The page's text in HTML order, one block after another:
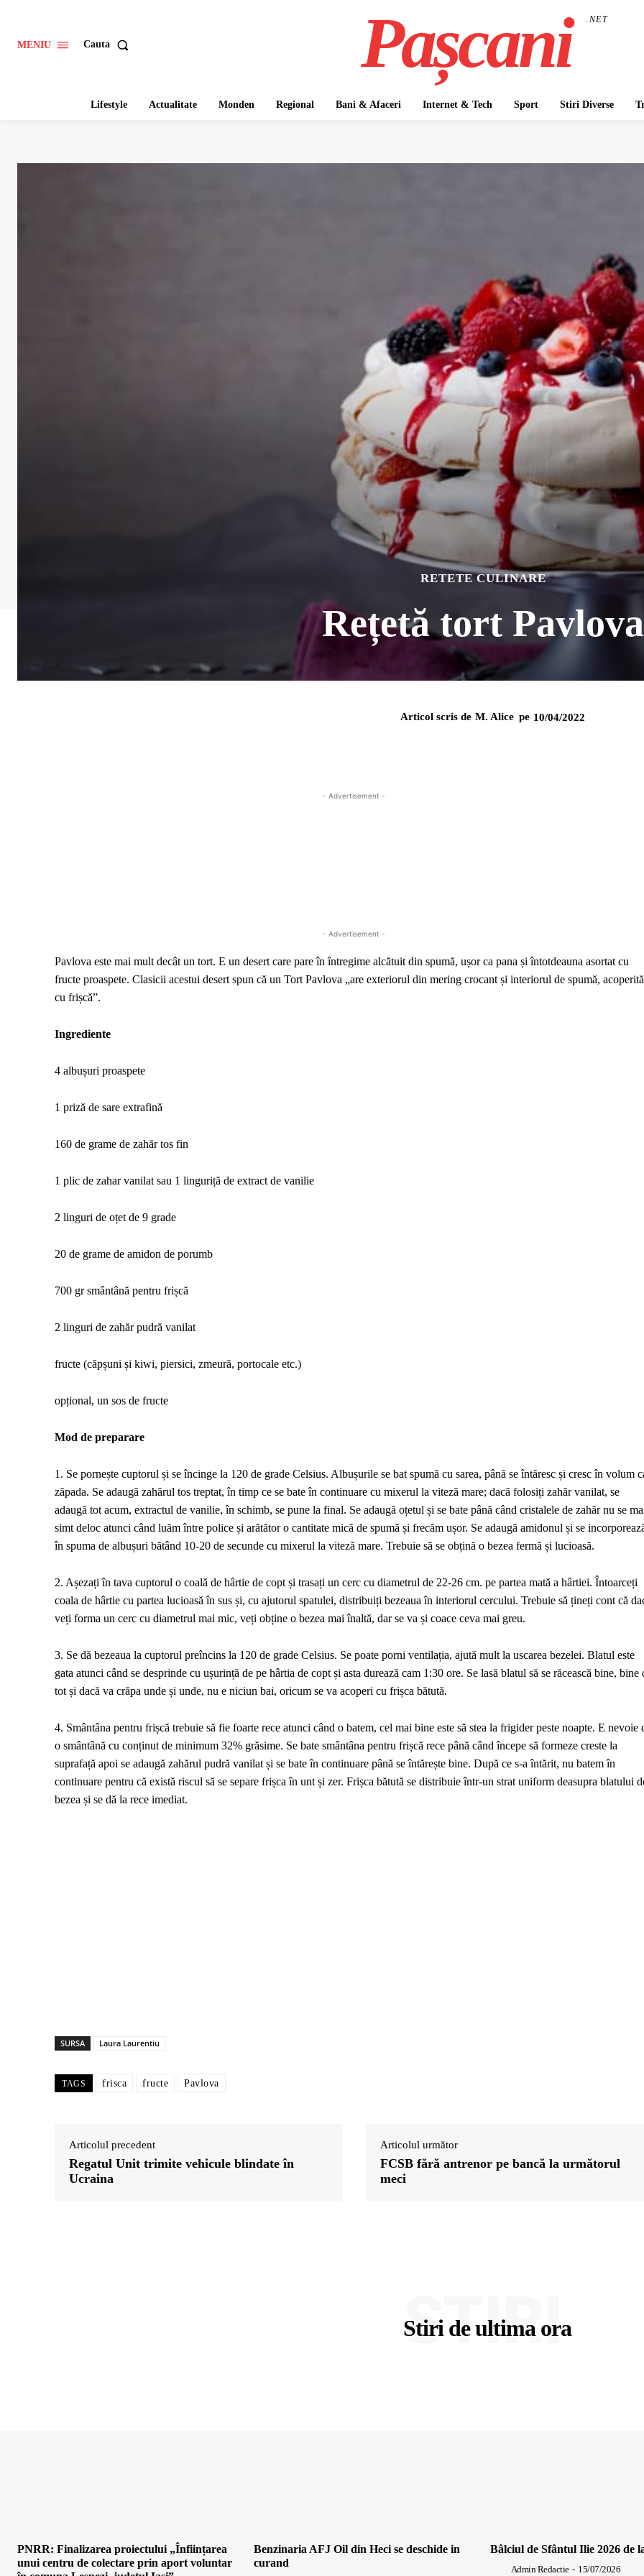
MENIU Cauta Pașcani .NET
Lifestyle Actualitate Monden Regional Bani & Afaceri Internet & Tech Sport Stiri Diverse
RETETE CULINARE
Rețetă tort Pavlova
Articol scris de M. Alice pe 10/04/2022
- Advertisement -
- Advertisement -
Pavlova este mai mult decât un tort. E un desert care pare în întregime alcătuit din spumă, ușor ca pana și întotdeauna asortat cu
fructe proaspete. Clasicii acestui desert spun că un Tort Pavlova „are exteriorul din mering crocant și interiorul de spumă, acoperită
cu frișcă”.
Ingrediente
4 albușuri proaspete
1 priză de sare extrafină
160 de grame de zahăr tos fin
1 plic de zahar vanilat sau 1 linguriță de extract de vanilie
2 linguri de oțet de 9 grade
20 de grame de amidon de porumb
700 gr smântână pentru frișcă
2 linguri de zahăr pudră vanilat
fructe (căpșuni și kiwi, piersici, zmeură, portocale etc.)
opțional, un sos de fructe
Mod de preparare
1. Se pornește cuptorul și se încinge la 120 de grade Celsius. Albușurile se bat spumă cu sarea, până se întăresc și cresc în volum
zăpada. Se adaugă zahărul tos treptat, în timp ce se bate în continuare cu mixerul la viteză mare; dacă folosiți zahăr vanilat, se
adaugă tot acum, extractul de vanilie, în schimb, se pune la final. Se adaugă oțetul și se bate până când cristalele de zahăr nu se
simt deloc atunci când luăm între police și arătător o cantitate mică de spumă și frecăm ușor. Se adaugă amidonul și se
în spuma de albușuri bătând 10-20 de secunde cu mixerul la viteză mare. Trebuie să se obțină o bezea fermă și lucioasă.
2. Așezați în tava cuptorul o coală de hârtie de copt și trasați un cerc cu diametrul de 22-26 cm. pe partea mată a hârtiei. Întoarceți
coala de hârtie cu partea lucioasă în sus și, cu ajutorul spatulei, distribuiți bezeaua în interiorul cercului. Trebuie să țineți cont că
veți forma un cerc cu diametrul mai mic, veți obține o bezea mai înaltă, dar se va și coace ceva mai greu.
3. Se dă bezeaua la cuptorul preîncins la 120 de grade Celsius. Se poate porni ventilația, ajută mult la uscarea bezelei. Blatul este
gata atunci când se desprinde cu ușurință de pe hârtia de copt și asta durează cam 1:30 ore. Se lasă blatul să se răcească bine, bine
tot și dacă va crăpa unde și unde, nu e niciun bai, oricum se va acoperi cu frișca bătută.
4. Smântâna pentru frișcă trebuie să fie foarte rece atunci când o batem, cel mai bine este să stea la frigider peste noapte. E nevoie
o smântână cu conținut de minimum 32% grăsime. Se bate smântâna pentru frișcă rece până când începe să formeze creste la
suprafață apoi se adaugă zahărul pudră vanilat și se bate în continuare până se întărește bine. După ce s-a întărit, nu batem în
continuare pentru că există riscul să se separe frișca în unt și zer. Frișca bătută se distribuie într-un strat uniform deasupra blatului
bezea și se dă la rece imediat.
SURSA Laura Laurentiu
TAGS frisca fructe Pavlova
Articolul precedent
Regatul Unit trimite vehicule blindate în
Ucraina
Articolul următor
FCSB fără antrenor pe bancă la următorul
meci
Stiri de ultima ora
STIRI
PNRR: Finalizarea proiectului „Înființarea
unui centru de colectare prin aport voluntar
Benzinaria AFJ Oil din Heci se deschide in
curand
Bâlciul de Sfântul Ilie 2026 de
Admin Redactie - 15/07/2026